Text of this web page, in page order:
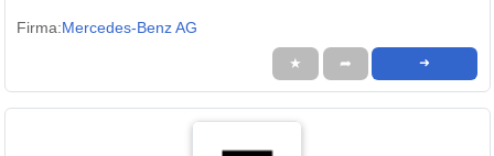
Firma:Mercedes-Benz AG
★ ➦ ➜